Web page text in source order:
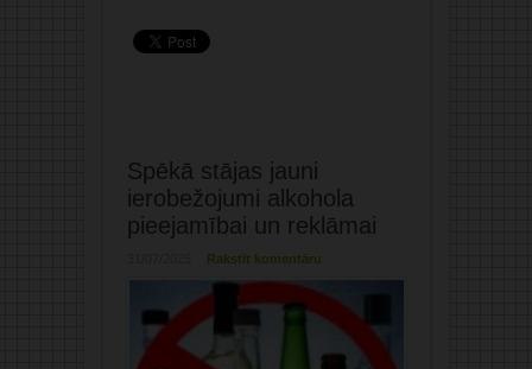
Spēkā stājas jauni
ierobežojumi alkohola
pieejamībai un reklāmai
Rakstīt komentāru